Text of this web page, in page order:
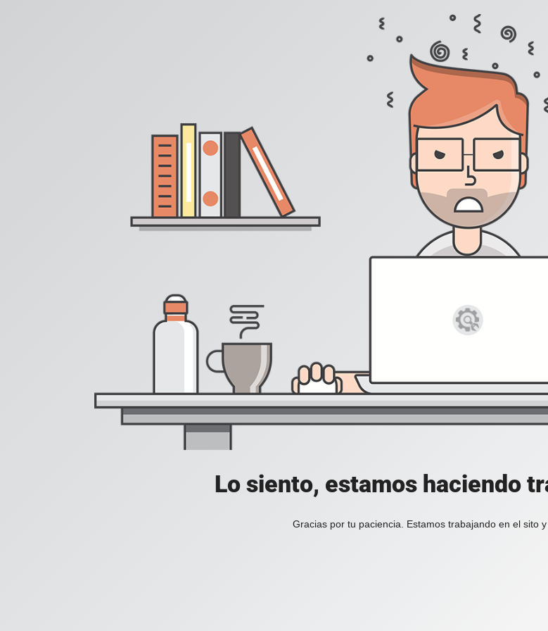
Lo siento, estamos haciendo
Gracias por tu paciencia. Estamos trabajando en el sito